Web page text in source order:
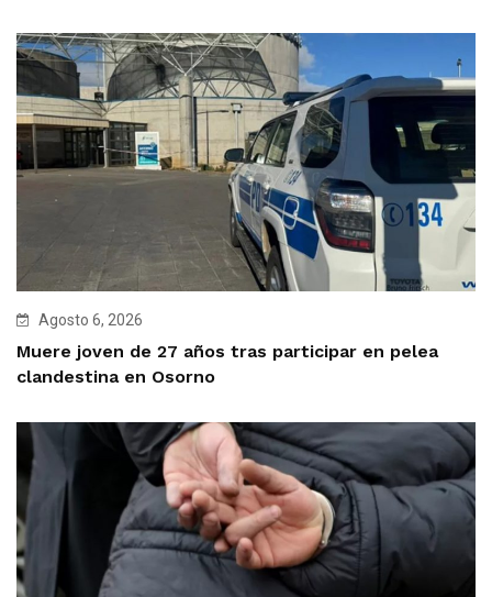
Agosto 6, 2026
Muere joven de 27 años tras participar en pelea
clandestina en Osorno